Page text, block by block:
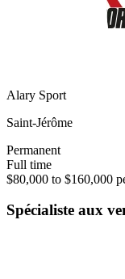
Alary Sport
Saint-Jérôme
Permanent
Full time
$80,000 to $160,000
Spécialiste aux